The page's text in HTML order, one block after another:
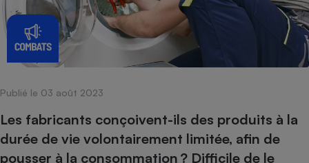
Publié le 03 août 2023
Les fabricants conçoivent-ils des produits à la
durée de vie volontairement limitée, afin de
pousser à la consommation ? Difficile de le
Sécurité - Hygiène
Assurance
Banque - Crédit
Epargne - Fiscalité
Circulation routière
Contrôle technique -
Pièce détachée
Comparatif hotte
Comparatif climatiseur
Électricité - Gaz
Comparatif imprimante
Comparatif ordinateur
Crédit immobilier
Comparatif radiateur
Hygiène - Beauté
Maison de retraite
Choisir son fioul
Choisir son pellet
Comparateur assurance emprunteur
Tous les comparateurs